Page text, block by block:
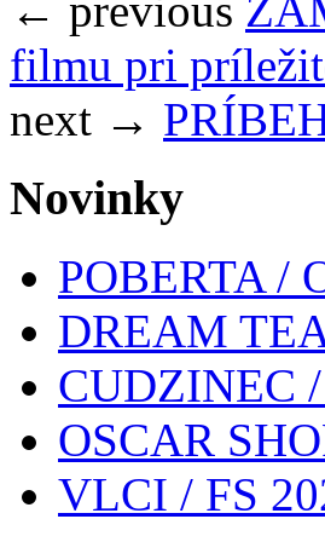
← previous
filmu pri
next →
Novinky
POBERTA /
DREAM
CUDZINEC
OSCAR
VLCI / FS